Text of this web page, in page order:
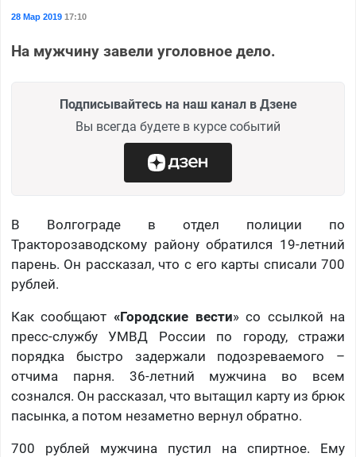
28 Мар 201917:10
На мужчину завели уголовное дело.
Подписывайтесь на наш канал в Дзене
Вы всегда будете в курсе событий
В Волгограде в отдел полиции по
Тракторозаводскому району обратился 19-летний
парень. Он рассказал, что с его карты списали 700
рублей.
Как сообщают «Городские вести» со ссылкой на
пресс-службу УМВД России по городу, стражи
порядка быстро задержали подозреваемого –
отчима парня. 36-летний мужчина во всем
сознался. Он рассказал, что вытащил карту из брюк
пасынка, а потом незаметно вернул обратно.
700 рублей мужчина пустил на спиртное. Ему